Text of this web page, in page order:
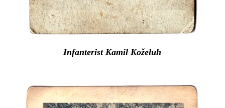
Infanterist Kamil Koželuh